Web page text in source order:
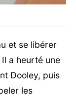
et se libérer
Il a heurté une
Dooley, puis
les